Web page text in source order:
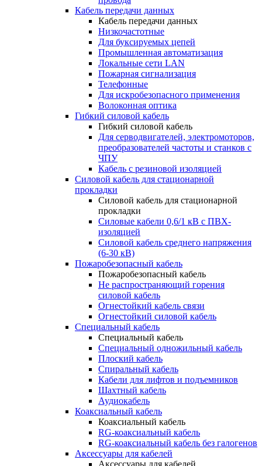
Кабель передачи данных
Кабель передачи данных
Низкочастотные
Для буксируемых цепей
Промышленная автоматизация
Локальные сети LAN
Пожарная сигнализация
Телефонные
Для искробезопасного применения
Волоконная оптика
Гибкий силовой кабель
Гибкий силовой кабель
Для серводвигателей, электромоторов,
преобразователей частоты и станков с
ЧПУ
Кабель с резиновой изоляцией
Силовой кабель для стационарной
прокладки
Силовой кабель для стационарной
прокладки
Силовые кабели 0,6/1 кВ с ПВХ-
изоляцией
Силовой кабель среднего напряжения
(6-30 кВ)
Пожаробезопасный кабель
Пожаробезопасный кабель
Не распространяющий горения
силовой кабель
Огнестойкий кабель связи
Огнестойкий силовой кабель
Специальный кабель
Специальный кабель
Специальный одножильный кабель
Плоский кабель
Спиральный кабель
Кабели для лифтов и подъемников
Шахтный кабель
Аудиокабель
Коаксиальный кабель
Коаксиальный кабель
RG-коаксиальный кабель
RG-коаксиальный кабель без галогенов
Аксессуары для кабелей
Аксессуары для кабелей